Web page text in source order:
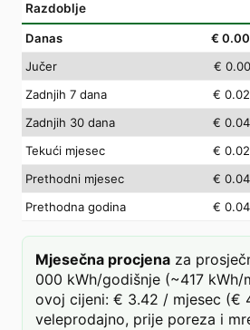
Razdoblje
Danas €
Jučer
€
Zadnjih 7 dana
€
Zadnjih 30 dana
€
Tekući mjesec
€
Prethodni mjesec
€
Prethodna godina
€
Mjesečna procjena za
000 kWh/godišnje (~417 kWh/
ovoj cijeni: € 3.42 / mjesec (€
veleprodajno, prije poreza i